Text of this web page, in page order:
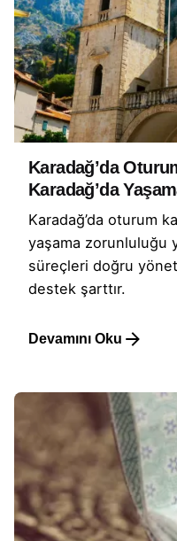
Karadağ’da
Karadağ’da
Karadağ’da oturum
yaşama zorunluluğu
süreçleri doğru
destek şarttır.
Devamını Oku